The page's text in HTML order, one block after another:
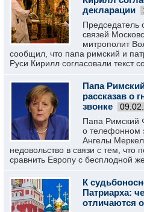
декларации
Председатель
связей
митрополит
сообщил, что папа римский и
Руси Кирилл согласовали текст
Папа
рассказав о
звонке
Папа Римский
о телефонном
Ангелы
недовольство в связи с тем, что
сравнить Европу с бесплодной
К
Патриарха:
отличаются